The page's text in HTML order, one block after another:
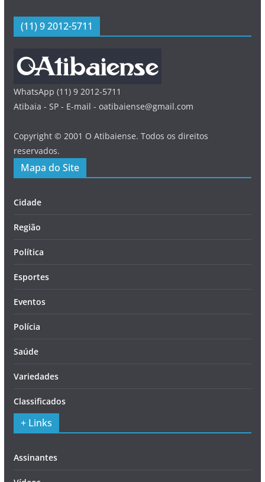
(11) 9 2012-5711
WhatsApp (11) 9 2012-5711
Atibaia - SP - E-mail - oatibaiense@gmail.com
Copyright © 2001 O Atibaiense. Todos os direitos
reservados.
Mapa do Site
Cidade
Região
Política
Esportes
Eventos
Polícia
Saúde
Variedades
Classificados
+ Links
Assinantes